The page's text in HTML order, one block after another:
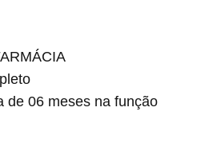
de 06 meses na função